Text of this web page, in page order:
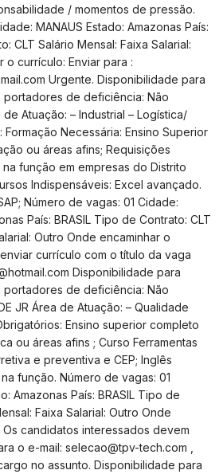
/ momentos de pressão.
MANAUS Estado: Amazonas País:
CLT Salário Mensal: Faixa Salarial:
o currículo: Enviar para :
Urgente. Disponibilidade para
portadores de deficiência: Não
de Atuação: – Industrial – Logística/
Necessária: Ensino Superior
ou áreas afins; Requisições
função em empresas do Distrito
Indispensáveis: Excel avançado.
Número de vagas: 01 Cidade:
País: BRASIL Tipo de Contrato: CLT
Outro Onde encaminhar o
currículo com o título da vaga
Disponibilidade para
portadores de deficiência: Não
JR Área de Atuação: – Qualidade
Ensino superior completo
ou áreas afins ; Curso Ferramentas
e preventiva e CEP; Inglês
função. Número de vagas: 01
Amazonas País: BRASIL Tipo de
Faixa Salarial: Outro Onde
candidatos interessados devem
o e-mail: selecao@tpv-tech.com
no assunto. Disponibilidade para